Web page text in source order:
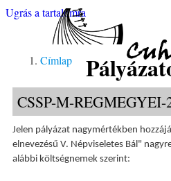
Ugrás a tartalomra
Címlap
CSSP-M-REGMEGYEI-
Jelen pályázat nagymértékben
elnevezésű V. Népviseletes Bál"
alábbi költségnemek szerint: